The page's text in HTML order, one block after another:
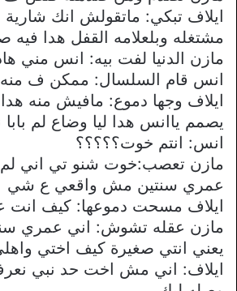
ايلاف تبكي: ماتقولش انك شارية
مشتغله وبلعلامه القفل هدا
مازن الدنيا لفت بيه: انس مني
انس قام السلسال: ممكن ف منه
ايلاف وجها دموع: مافيش منه هدا
يصمم ياانس هدا ليا وضاع لم
انس: انتم خوت؟؟؟؟؟
مازن تعصب:خوت شنو تي اني لم
عمري سنتين مش واقعي ع شي
ايلاف مسحت دموعها: كيف انت
مازن عقله تشوش: اني عمري
يعني انتي صغيرة كيف اختي
ايلاف: اني مش اخت حد نبي